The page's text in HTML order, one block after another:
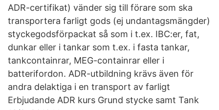
ADR-certifikat) vänder sig till förare som ska
transportera farligt gods (ej undantagsmängder)
styckegodsförpackat så som i t.ex. IBC:er, fat,
dunkar eller i tankar som t.ex. i fasta tankar,
tankcontainrar, MEG-containrar eller i
batterifordon. ADR-utbildning krävs även för
andra delaktiga i en transport av farligt
Erbjudande ADR kurs Grund stycke samt Tank